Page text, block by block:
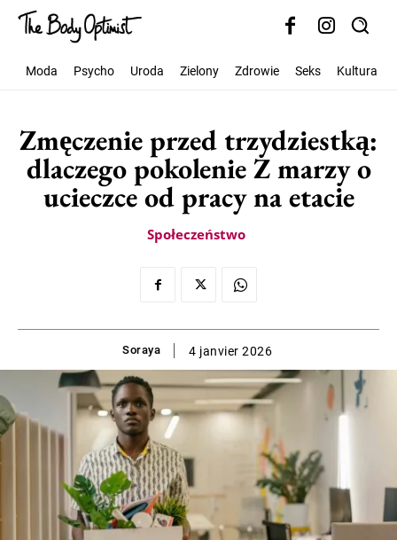
Moda Psycho Uroda Zielony Zdrowie Seks Kultura
Zmęczenie przed trzydziestką:
dlaczego pokolenie Z marzy o
ucieczce od pracy na etacie
Społeczeństwo
Soraya 4 janvier 2026